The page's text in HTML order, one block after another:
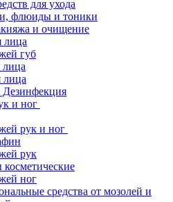
для ухода
флюиды и тоники
и очищение
лица
губ
лица
лица
Дезинфекция
и ног
рук и ног
рук
ног
средства от мозолей и